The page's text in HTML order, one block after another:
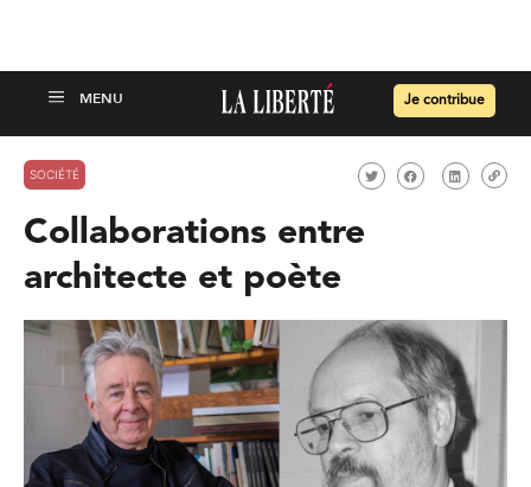
Je contribue
SOCIÉTÉ
Collaborations entre
architecte et poète